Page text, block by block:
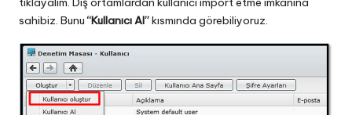
sahibiz. Bunu“Kullanıcı Al”kısmında görebiliyoruz.